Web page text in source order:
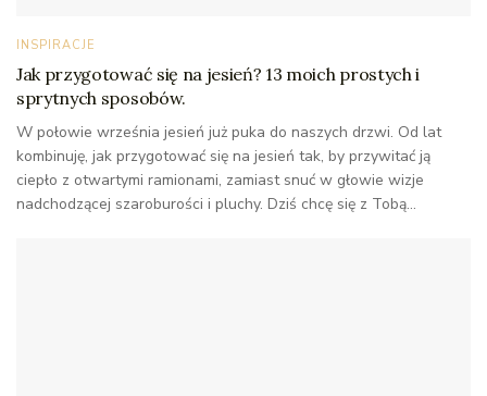
INSPIRACJE
Jak przygotować się na jesień? 13 moich prostych i
sprytnych sposobów.
W połowie września jesień już puka do naszych drzwi. Od lat
kombinuję, jak przygotować się na jesień tak, by przywitać ją
ciepło z otwartymi ramionami, zamiast snuć w głowie wizje
nadchodzącej szaroburości i pluchy. Dziś chcę się z Tobą...